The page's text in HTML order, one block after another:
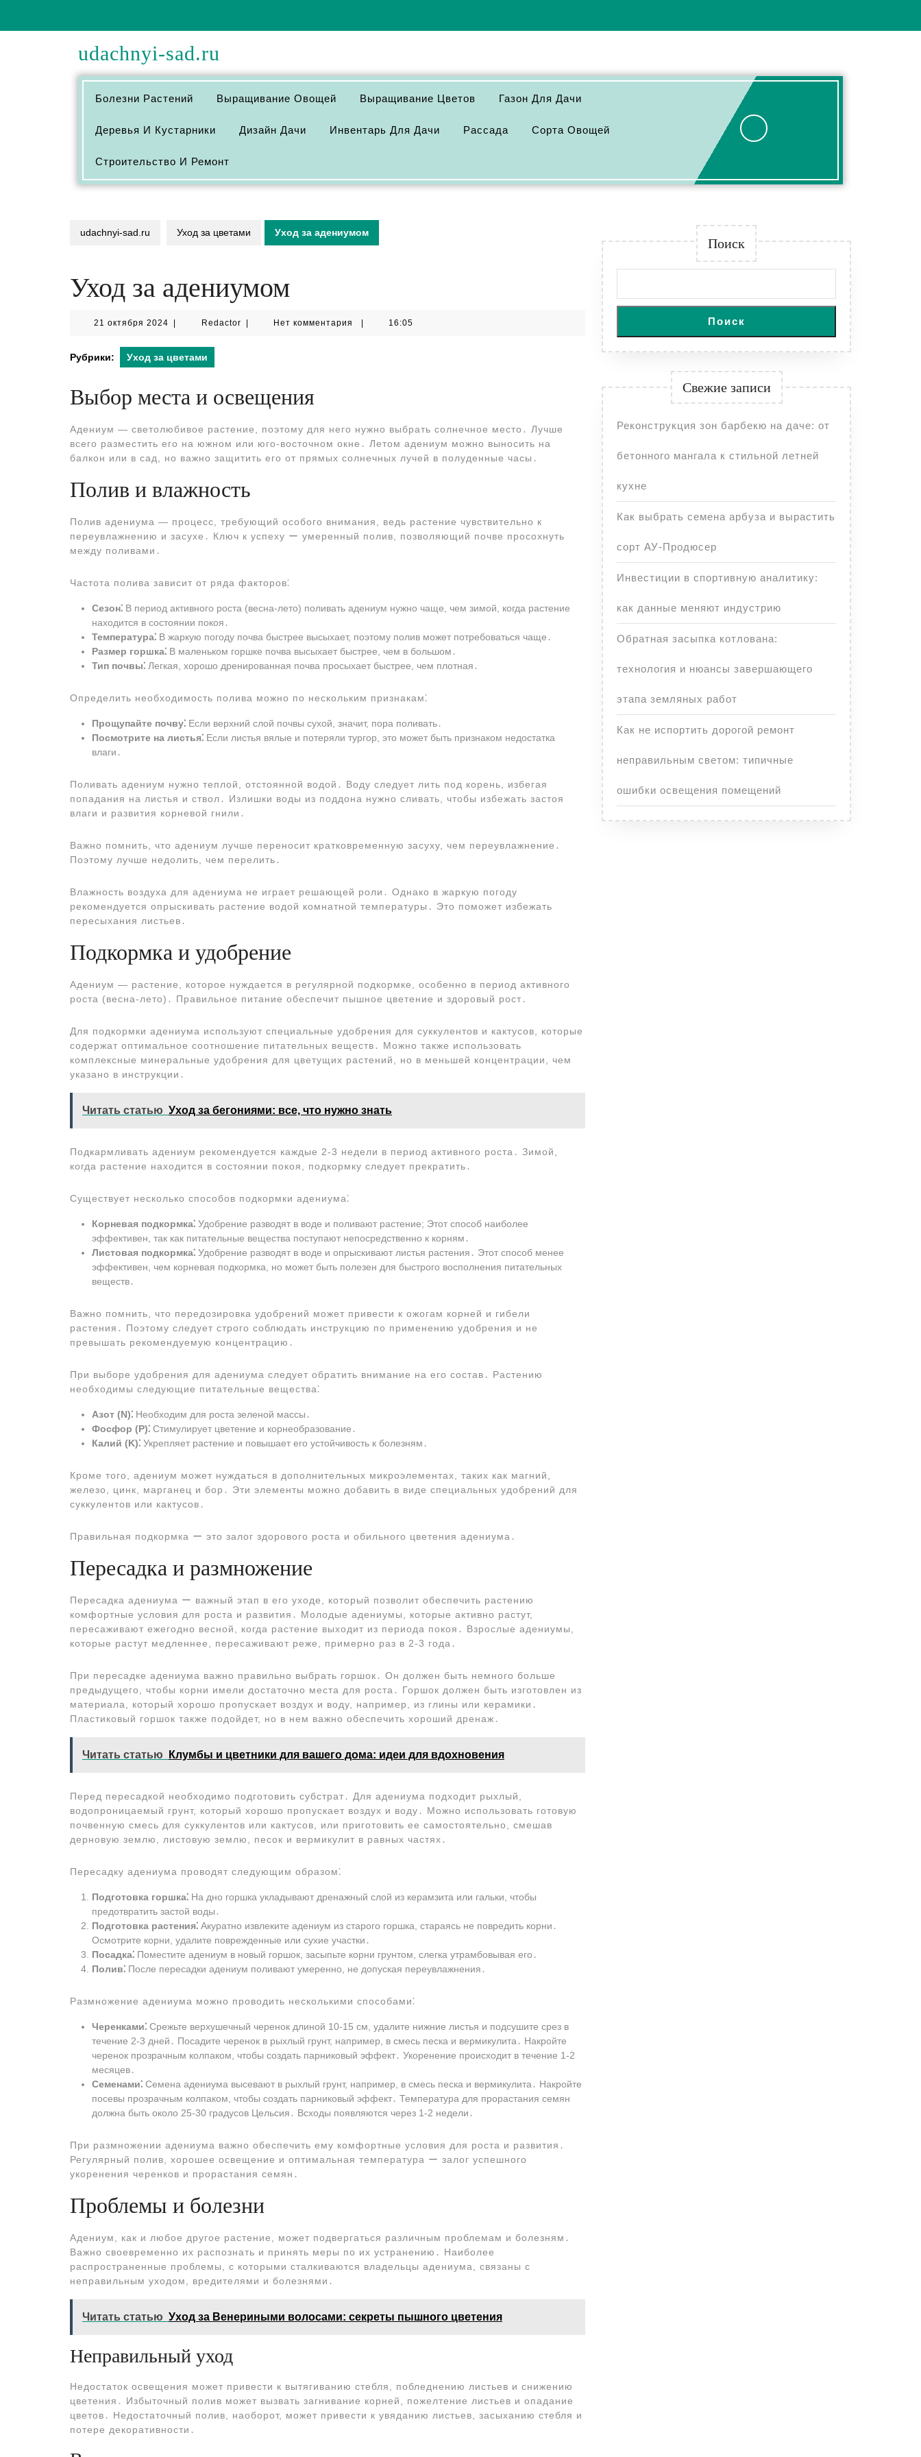
udachnyi-sad.ru
Болезни Растений Выращивание Овощей Выращивание Цветов Газон Для Дачи
Деревья И Кустарники Дизайн Дачи Инвентарь Для Дачи Рассада Сорта Овощей
Строительство И Ремонт
udachnyi-sad.ru Уход за цветами Уход за адениумом
Уход за адениумом
21 октября 2024 21
2024
RedactorRedactorНет комментария 16:05
Рубрики: Уход за цветами
Выбор места и освещения
Адениум ― светолюбивое растение, поэтому для него нужно выбрать солнечное место․ Лучше
всего разместить его на южном или юго-восточном окне․ Летом адениум можно выносить на
балкон или в сад, но важно защитить его от прямых солнечных лучей в полуденные часы․
Полив и влажность
Полив адениума ― процесс, требующий особого внимания, ведь растение чувствительно к
переувлажнению и засухе․ Ключ к успеху ー умеренный полив, позволяющий почве просохнуть
между поливами․
Частота полива зависит от ряда факторов⁚
Сезон⁚ В период активного роста (весна-лето) поливать адениум нужно чаще, чем зимой, когда растение
находится в состоянии покоя․
Температура⁚ В жаркую погоду почва быстрее высыхает, поэтому полив может потребоваться чаще․
Размер горшка⁚ В маленьком горшке почва высыхает быстрее, чем в большом․
Тип почвы⁚ Легкая, хорошо дренированная почва просыхает быстрее, чем плотная․
Определить необходимость полива можно по нескольким признакам⁚
Прощупайте почву⁚ Если верхний слой почвы сухой, значит, пора поливать․
Посмотрите на листья⁚ Если листья вялые и потеряли тургор, это может быть признаком недостатка
влаги․
Поливать адениум нужно теплой, отстоянной водой․ Воду следует лить под корень, избегая
попадания на листья и ствол․ Излишки воды из поддона нужно сливать, чтобы избежать застоя
влаги и развития корневой гнили․
Важно помнить, что адениум лучше переносит кратковременную засуху, чем переувлажнение․
Поэтому лучше недолить, чем перелить․
Влажность воздуха для адениума не играет решающей роли․ Однако в жаркую погоду
рекомендуется опрыскивать растение водой комнатной температуры․ Это поможет избежать
пересыхания листьев․
Подкормка и удобрение
Адениум ― растение, которое нуждается в регулярной подкормке, особенно в период активного
роста (весна-лето)․ Правильное питание обеспечит пышное цветение и здоровый рост․
Для подкормки адениума используют специальные удобрения для суккулентов и кактусов, которые
содержат оптимальное соотношение питательных веществ․ Можно также использовать
комплексные минеральные удобрения для цветущих растений, но в меньшей концентрации, чем
указано в инструкции․
Читать статью Уход за бегониями: все, что нужно знать
Подкармливать адениум рекомендуется каждые 2-3 недели в период активного роста․ Зимой,
когда растение находится в состоянии покоя, подкормку следует прекратить․
Существует несколько способов подкормки адениума⁚
Корневая подкормка⁚ Удобрение разводят в воде и поливают растение; Этот способ наиболее
эффективен, так как питательные вещества поступают непосредственно к корням․
Листовая подкормка⁚ Удобрение разводят в воде и опрыскивают листья растения․ Этот способ менее
эффективен, чем корневая подкормка, но может быть полезен для быстрого восполнения питательных
веществ․
Важно помнить, что передозировка удобрений может привести к ожогам корней и гибели
растения․ Поэтому следует строго соблюдать инструкцию по применению удобрения и не
превышать рекомендуемую концентрацию․
При выборе удобрения для адениума следует обратить внимание на его состав․ Растению
необходимы следующие питательные вещества⁚
Азот (N)⁚ Необходим для роста зеленой массы․
Фосфор (P)⁚ Стимулирует цветение и корнеобразование․
Калий (K)⁚ Укрепляет растение и повышает его устойчивость к болезням․
Кроме того, адениум может нуждаться в дополнительных микроэлементах, таких как магний,
железо, цинк, марганец и бор․ Эти элементы можно добавить в виде специальных удобрений для
суккулентов или кактусов․
Правильная подкормка ー это залог здорового роста и обильного цветения адениума․
Пересадка и размножение
Пересадка адениума ー важный этап в его уходе, который позволит обеспечить растению
комфортные условия для роста и развития․ Молодые адениумы, которые активно растут,
пересаживают ежегодно весной, когда растение выходит из периода покоя․ Взрослые адениумы,
которые растут медленнее, пересаживают реже, примерно раз в 2-3 года․
При пересадке адениума важно правильно выбрать горшок․ Он должен быть немного больше
предыдущего, чтобы корни имели достаточно места для роста․ Горшок должен быть изготовлен из
материала, который хорошо пропускает воздух и воду, например, из глины или керамики․
Пластиковый горшок также подойдет, но в нем важно обеспечить хороший дренаж․
Читать статью Клумбы и цветники для вашего дома: идеи для вдохновения
Перед пересадкой необходимо подготовить субстрат․ Для адениума подходит рыхлый,
водопроницаемый грунт, который хорошо пропускает воздух и воду․ Можно использовать готовую
почвенную смесь для суккулентов или кактусов, или приготовить ее самостоятельно, смешав
дерновую землю, листовую землю, песок и вермикулит в равных частях․
Пересадку адениума проводят следующим образом⁚
Подготовка горшка⁚ На дно горшка укладывают дренажный слой из керамзита или гальки, чтобы
предотвратить застой воды․
Подготовка растения⁚ Акуратно извлеките адениум из старого горшка, стараясь не повредить корни․
Осмотрите корни, удалите поврежденные или сухие участки․
Посадка⁚ Поместите адениум в новый горшок, засыпьте корни грунтом, слегка утрамбовывая его․
Полив⁚ После пересадки адениум поливают умеренно, не допуская переувлажнения․
Размножение адениума можно проводить несколькими способами⁚
Черенками⁚ Срежьте верхушечный черенок длиной 10-15 см, удалите нижние листья и подсушите срез в
течение 2-3 дней․ Посадите черенок в рыхлый грунт, например, в смесь песка и вермикулита․ Накройте
черенок прозрачным колпаком, чтобы создать парниковый эффект․ Укоренение происходит в течение 1-2
месяцев․
Семенами⁚ Семена адениума высевают в рыхлый грунт, например, в смесь песка и вермикулита․ Накройте
посевы прозрачным колпаком, чтобы создать парниковый эффект․ Температура для прорастания семян
должна быть около 25-30 градусов Цельсия․ Всходы появляются через 1-2 недели․
При размножении адениума важно обеспечить ему комфортные условия для роста и развития․
Регулярный полив, хорошее освещение и оптимальная температура ー залог успешного
укоренения черенков и прорастания семян․
Проблемы и болезни
Адениум, как и любое другое растение, может подвергаться различным проблемам и болезням․
Важно своевременно их распознать и принять меры по их устранению․ Наиболее
распространенные проблемы, с которыми сталкиваются владельцы адениума, связаны с
неправильным уходом, вредителями и болезнями․
Читать статью Уход за Венериными волосами: секреты пышного цветения
Неправильный уход
Недостаток освещения может привести к вытягиванию стебля, побледнению листьев и снижению
цветения․ Избыточный полив может вызвать загнивание корней, пожелтение листьев и опадание
цветов․ Недостаточный полив, наоборот, может привести к увяданию листьев, засыханию стебля и
потере декоративности․
Поиск
Поиск
Свежие записи
Реконструкция зон барбекю на даче: от
бетонного мангала к стильной летней
кухне
Как выбрать семена арбуза и вырастить
сорт АУ-Продюсер
Инвестиции в спортивную аналитику:
как данные меняют индустрию
Обратная засыпка котлована:
технология и нюансы завершающего
этапа земляных работ
Как не испортить дорогой ремонт
неправильным светом: типичные
ошибки освещения помещений